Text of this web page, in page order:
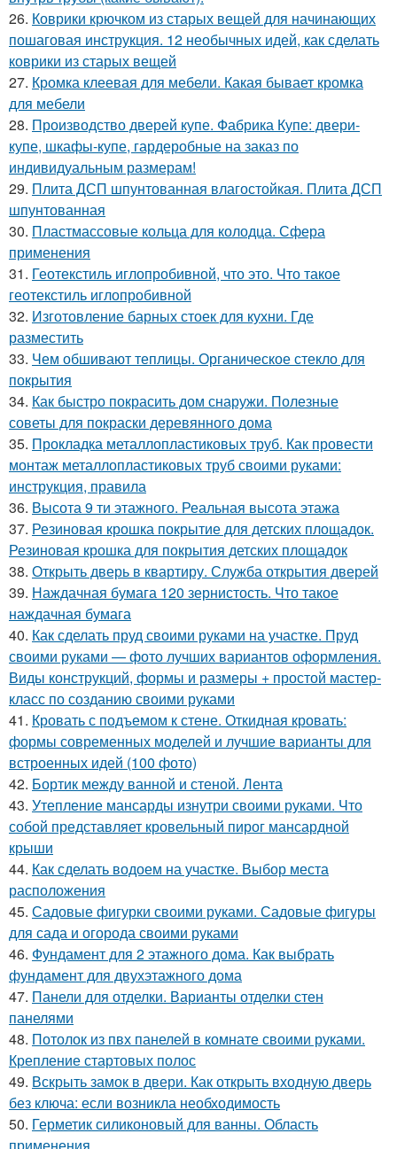
26. Коврики крючком из старых вещей для начинающих
пошаговая инструкция. 12 необычных идей, как сделать
коврики из старых вещей
27. Кромка клеевая для мебели. Какая бывает кромка
для мебели
28. Производство дверей купе. Фабрика Купе: двери-
купе, шкафы-купе, гардеробные на заказ по
индивидуальным размерам!
29. Плита ДСП шпунтованная влагостойкая. Плита ДСП
шпунтованная
30. Пластмассовые кольца для колодца. Сфера
применения
31. Геотекстиль иглопробивной, что это. Что такое
геотекстиль иглопробивной
32. Изготовление барных стоек для кухни. Где
разместить
33. Чем обшивают теплицы. Органическое стекло для
покрытия
34. Как быстро покрасить дом снаружи. Полезные
советы для покраски деревянного дома
35. Прокладка металлопластиковых труб. Как провести
монтаж металлопластиковых труб своими руками:
инструкция, правила
36. Высота 9 ти этажного. Реальная высота этажа
37. Резиновая крошка покрытие для детских площадок.
Резиновая крошка для покрытия детских площадок
38. Открыть дверь в квартиру. Служба открытия дверей
39. Наждачная бумага 120 зернистость. Что такое
наждачная бумага
40. Как сделать пруд своими руками на участке. Пруд
своими руками — фото лучших вариантов оформления.
Виды конструкций, формы и размеры + простой мастер-
класс по созданию своими руками
41. Кровать с подъемом к стене. Откидная кровать:
формы современных моделей и лучшие варианты для
встроенных идей (100 фото)
42. Бортик между ванной и стеной. Лента
43. Утепление мансарды изнутри своими руками. Что
собой представляет кровельный пирог мансардной
крыши
44. Как сделать водоем на участке. Выбор места
расположения
45. Садовые фигурки своими руками. Садовые фигуры
для сада и огорода своими руками
46. Фундамент для 2 этажного дома. Как выбрать
фундамент для двухэтажного дома
47. Панели для отделки. Варианты отделки стен
панелями
48. Потолок из пвх панелей в комнате своими руками.
Крепление стартовых полос
49. Вскрыть замок в двери. Как открыть входную дверь
без ключа: если возникла необходимость
50. Герметик силиконовый для ванны. Область